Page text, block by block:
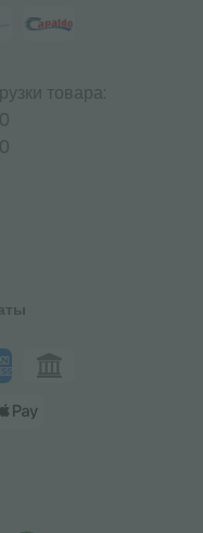
товара: